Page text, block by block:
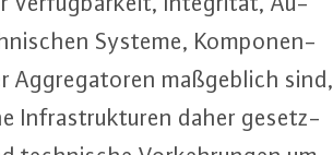
Systeme, Kom­po­nen­
Ag­gre­ga­to­ren maß­geb­lich sind,
In­fra­struk­tu­ren daher ge­setz­